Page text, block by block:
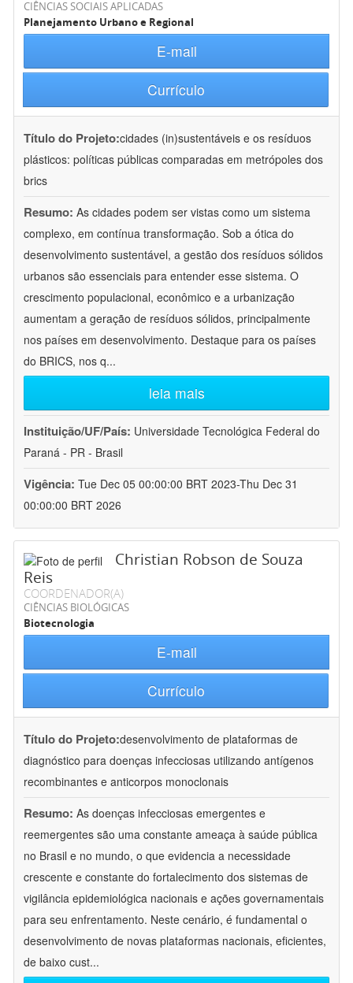
CIÊNCIAS SOCIAIS APLICADAS
Planejamento Urbano e Regional
E-mail
Currículo
Título do Projeto:cidades (in)sustentáveis e os resíduos
plásticos: políticas públicas comparadas em metrópoles dos
brics
Resumo: As cidades podem ser vistas como um sistema
complexo, em contínua transformação. Sob a ótica do
desenvolvimento sustentável, a gestão dos resíduos sólidos
urbanos são essenciais para entender esse sistema. O
crescimento populacional, econômico e a urbanização
aumentam a geração de resíduos sólidos, principalmente
nos países em desenvolvimento. Destaque para os países
do BRICS, nos q...
leia mais
Instituição/UF/País: Universidade Tecnológica Federal do
Paraná - PR - Brasil
Vigência: Tue Dec 05 00:00:00 BRT 2023-Thu Dec 31
00:00:00 BRT 2026
Christian Robson de Souza
Reis
COORDENADOR(A)
CIÊNCIAS BIOLÓGICAS
Biotecnologia
E-mail
Currículo
Título do Projeto:desenvolvimento de plataformas de
diagnóstico para doenças infecciosas utilizando antígenos
recombinantes e anticorpos monoclonais
Resumo: As doenças infecciosas emergentes e
reemergentes são uma constante ameaça à saúde pública
no Brasil e no mundo, o que evidencia a necessidade
crescente e constante do fortalecimento dos sistemas de
vigilância epidemiológica nacionais e ações governamentais
para seu enfrentamento. Neste cenário, é fundamental o
desenvolvimento de novas plataformas nacionais, eficientes,
de baixo cust...